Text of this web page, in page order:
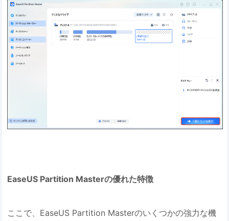
EaseUS Partition Masterの優れた特徴
ここで、EaseUS Partition Masterのいくつかの強力な機